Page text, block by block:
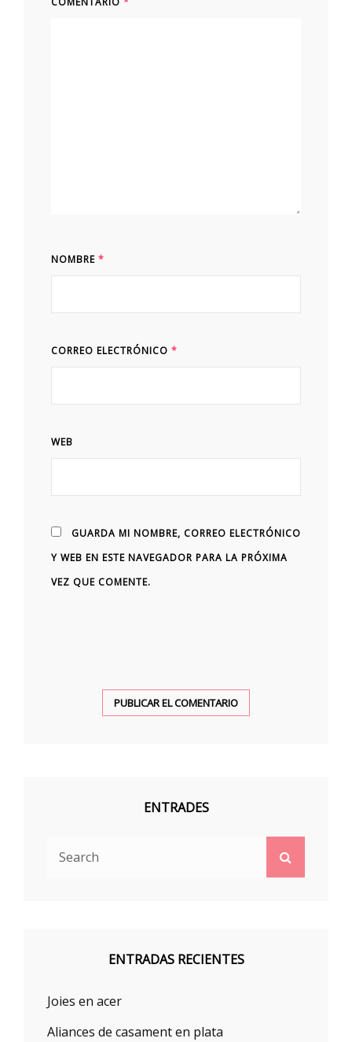
NOMBRE *
CORREO ELECTRÓNICO *
WEB
GUARDA MI NOMBRE, CORREO ELECTRÓNICO
Y WEB EN ESTE NAVEGADOR PARA LA PRÓXIMA
VEZ QUE COMENTE.
ENTRADES
ENTRADAS RECIENTES
Joies en acer
Aliances de casament en plata